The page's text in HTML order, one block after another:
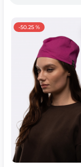
-50.25 %